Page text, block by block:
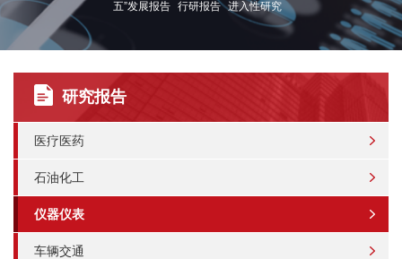
五”发展报告 行研报告 进入性研究
研究报告
医疗医药
石油化工
仪器仪表
车辆交通